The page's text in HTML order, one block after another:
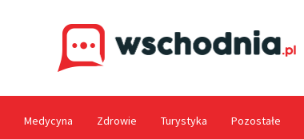
Medycyna Zdrowie Turystyka Pozostałe